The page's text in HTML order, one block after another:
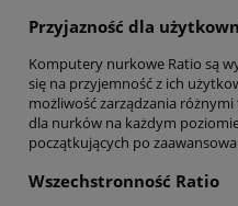
Przyjazność dla
Komputery nurkowe Ratio są
się na przyjemność z ich
możliwość zarządzania
dla nurków na każdym
początkujących po
Wszechstronność Ratio